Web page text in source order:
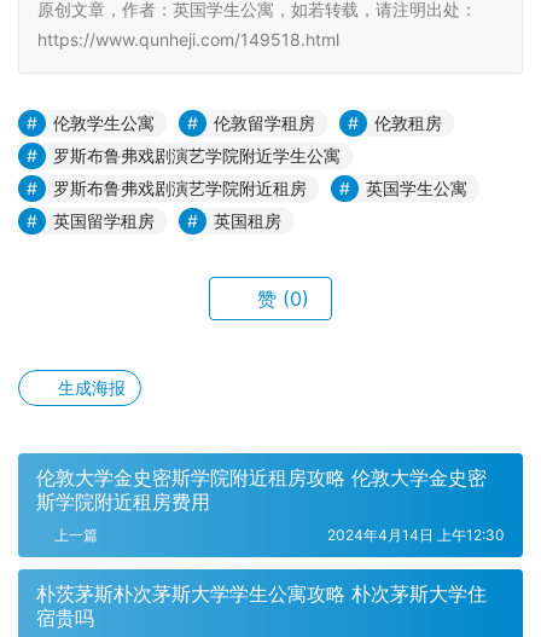
原创文章，作者：英国学生公寓，如若转载，请注明出处：
https://www.qunheji.com/149518.html
伦敦学生公寓 伦敦留学租房
伦敦租房
罗斯布鲁弗戏剧演艺学院附近学生公寓
罗斯布鲁弗戏剧演艺学院附近租房
英国学生公寓
英国留学租房
英国租房
赞 (0)
生成海报
伦敦大学金史密斯学院附近租房攻略 伦敦大学金史密
斯学院附近租房费用
上一篇 2024年4月14日 上午12:30
朴茨茅斯朴次茅斯大学学生公寓攻略 朴次茅斯大学住
宿贵吗